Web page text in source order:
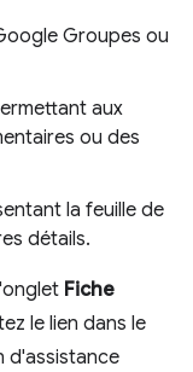
Groupes ou
aux
ou des
la feuille de
détails.
Fiche
le lien dans le
d'assistance